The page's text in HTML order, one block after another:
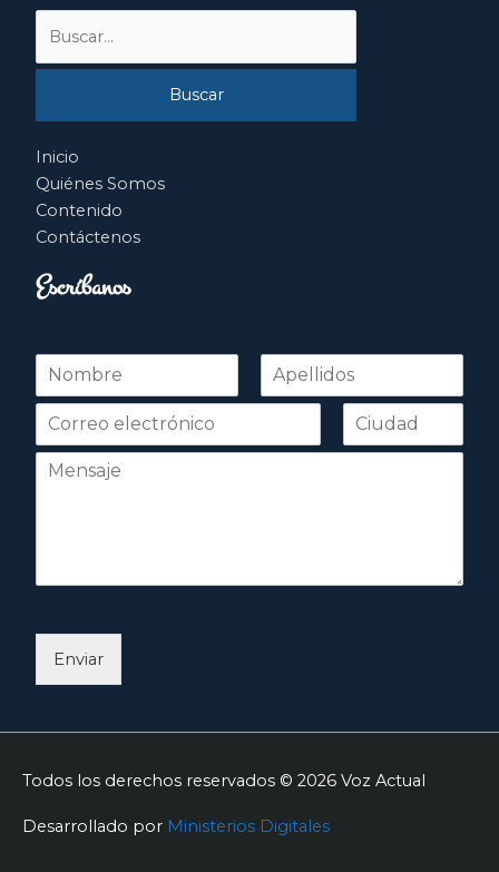
por:
Inicio
Quiénes Somos
Contenido
Contáctenos
Escríbanos
N
m
r
Nombre Apellidos
Enviar
Todos los derechos reservados © 2026 Voz Actual
Desarrollado por Ministerios Digitales